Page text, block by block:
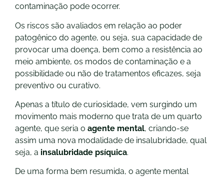
contaminação pode ocorrer.
Os riscos são avaliados em relação ao poder
patogênico do agente, ou seja, sua capacidade de
provocar uma doença, bem como a resistência ao
meio ambiente, os modos de contaminação e a
possibilidade ou não de tratamentos eficazes, seja
preventivo ou curativo.
Apenas a título de curiosidade, vem surgindo um
movimento mais moderno que trata de um quarto
agente, que seria o agente mental, criando-se
assim uma nova modalidade de insalubridade, qual
seja, a insalubridade psíquica.
De uma forma bem resumida, o agente mental